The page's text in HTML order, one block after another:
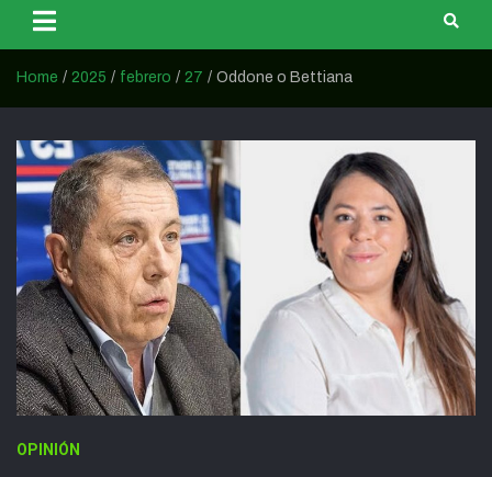
Home 2025 febrero 27 Oddone o Bettiana
OPINIÓN